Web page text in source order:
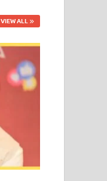
VIEW ALL